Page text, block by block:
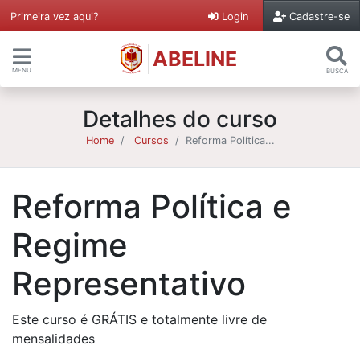
Primeira vez aqui? Login Cadastre-se
MENU ABELINE BUSCA
Detalhes do curso
Home Cursos Reforma Política...
Reforma Política e
Regime
Representativo
Este curso é GRÁTIS e totalmente livre de
mensalidades